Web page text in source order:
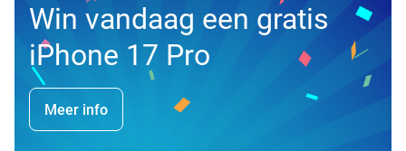
Win vandaag een gratis
iPhone 17 Pro
Meer info